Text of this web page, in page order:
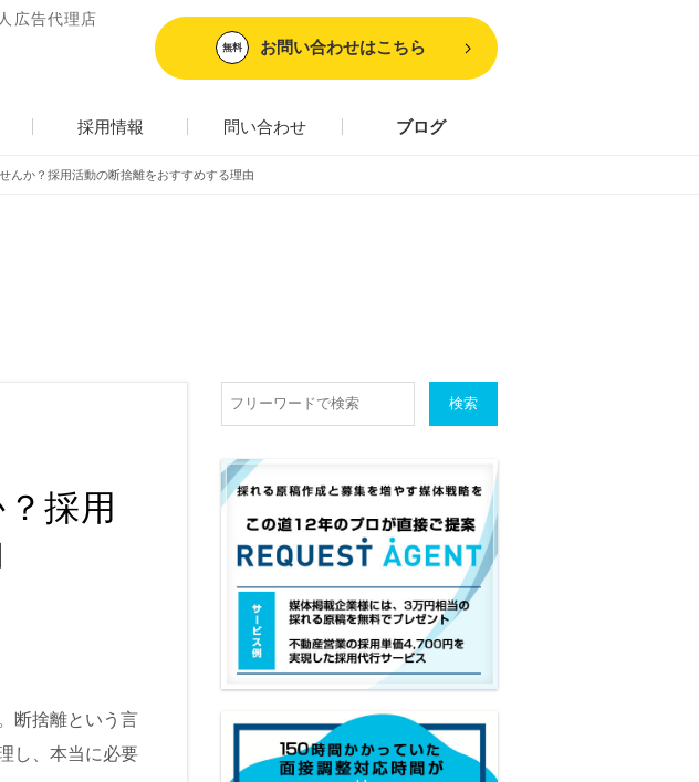
広告代理店
無料 お問い合わせはこちら
採用情報 問い合わせ ブログ
んか？採用活動の断捨離をおすすめする理由
採用
断捨離という言
し、本当に必要